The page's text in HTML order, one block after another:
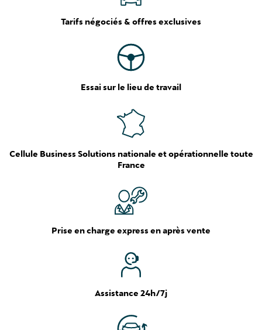
Tarifs négociés & offres exclusives
Essai sur le lieu de travail
Cellule Business Solutions nationale et opérationnelle toute
France
Prise en charge express en après vente
Assistance 24h/7j